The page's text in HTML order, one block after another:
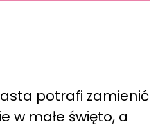
potrafi zamienić
w małe święto, a